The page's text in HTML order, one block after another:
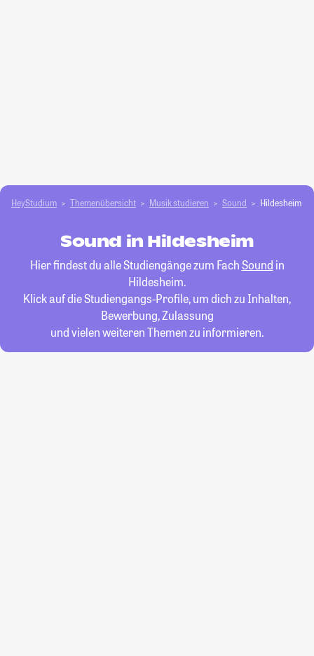
HeyStudium Themenübersicht Musik studieren Sound Hildesheim
Sound in Hildesheim
Hier findest du alle Studiengänge zum FachSound in
Hildesheim.
Klick auf die Studiengangs-Profile, um dich zu Inhalten,
Bewerbung, Zulassung
und vielen weiteren Themen zu informieren.